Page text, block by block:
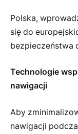
Polska,
się do
bezpieczeństwa
Technologie
nawigacji
Aby
nawigacji